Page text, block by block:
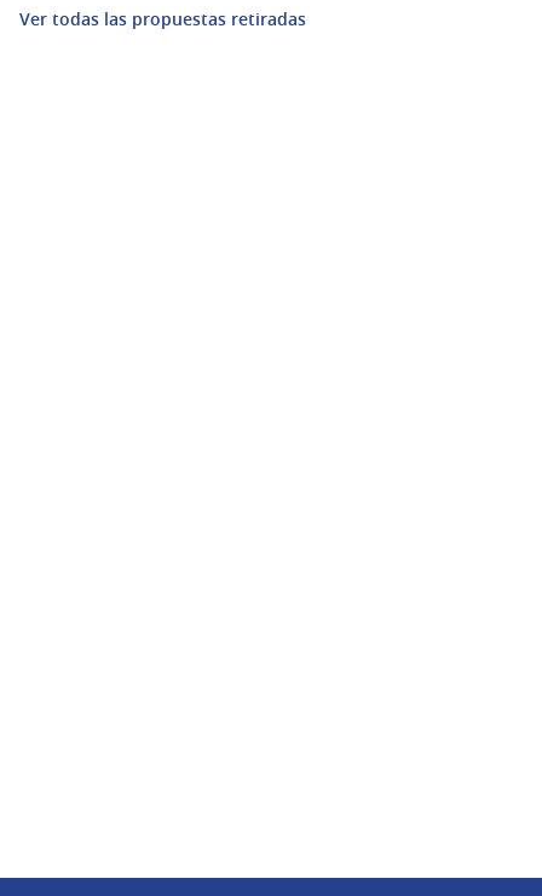
Ver todas las propuestas retiradas